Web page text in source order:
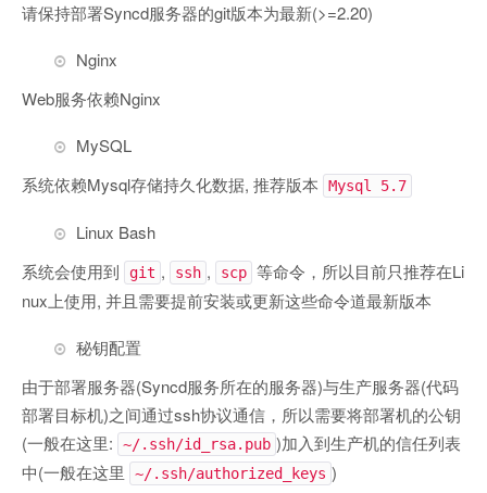
请保持部署Syncd服务器的git版本为最新(>=2.20)
Nginx
Web服务依赖Nginx
MySQL
系统依赖Mysql存储持久化数据, 推荐版本
Mysql 5.7
Linux Bash
系统会使用到
git , ssh , scp 等命令，所以目前只推荐在Li
nux上使用, 并且需要提前安装或更新这些命令道最新版本
秘钥配置
由于部署服务器(Syncd服务所在的服务器)与生产服务器(代码
部署目标机)之间通过ssh协议通信，所以需要将部署机的公钥
(一般在这里:
~/.ssh/id_rsa.pub )加入到生产机的信任列表
中(一般在这里
~/.ssh/authorized_keys )